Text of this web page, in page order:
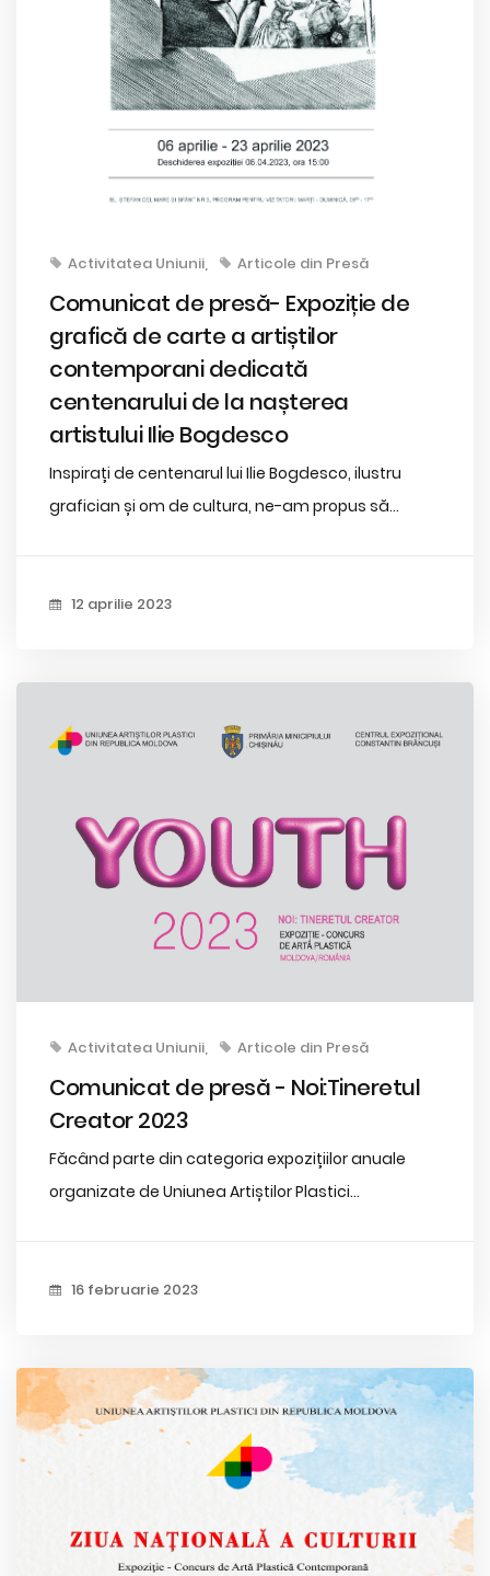
Activitatea Uniunii Articole din Presă
Comunicat de presă- Expoziție de
grafică de carte a artiștilor
contemporani dedicată
centenarului de la nașterea
artistului Ilie Bogdesco
Inspirați de centenarul lui Ilie Bogdesco, ilustru
grafician și om de cultura, ne-am propus să...
12 aprilie 2023
Activitatea Uniunii Articole din Presă
Comunicat de presă - Noi:Tineretul
Creator 2023
Făcând parte din categoria expozițiilor anuale
organizate de Uniunea Artiștilor Plastici...
16 februarie 2023